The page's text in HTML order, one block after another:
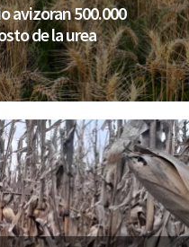
avizoran 500.000
de la urea